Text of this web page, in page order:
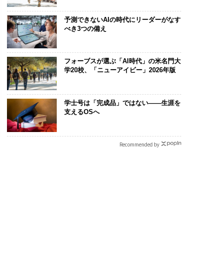
予測できないAIの時代にリーダーがなす
べき3つの備え
フォーブスが選ぶ「AI時代」の米名門大
学20校、「ニューアイビー」2026年版
学士号は「完成品」ではない――生涯を
支えるOSへ
Recommended by